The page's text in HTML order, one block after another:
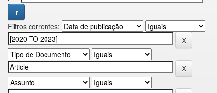
Filtros correntes: